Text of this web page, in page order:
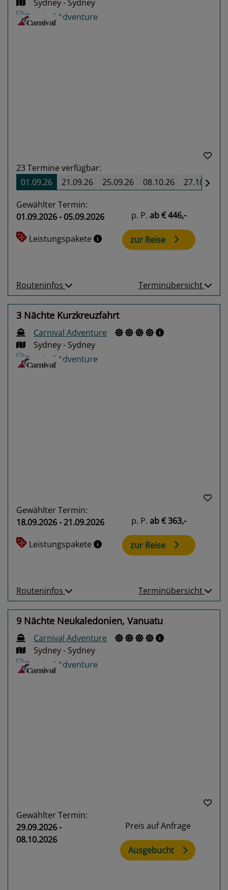
Sydney - Sydney
23 Termine verfügbar:
01.09.26
21.09.26 25.09.26 08.10.26 27.10.26
Gewählter Termin:
01.09.2026 - 05.09.2026
Leistungspakete
p. P. ab€ 446,-
zur Reise
Routeninfos Terminübersicht
3 Nächte Kurzkreuzfahrt
Carnival Adventure
Sydney - Sydney
Gewählter Termin:
18.09.2026 - 21.09.2026
Leistungspakete
p. P. ab€ 363,-
zur Reise
Routeninfos Terminübersicht
9 Nächte Neukaledonien, Vanuatu
Carnival Adventure
Sydney - Sydney
Gewählter Termin:
29.09.2026 -
08.10.2026
Preis auf Anfrage
Ausgebucht